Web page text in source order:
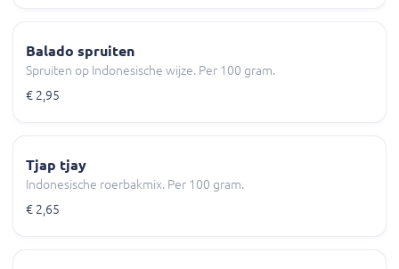
Balado spruiten
Spruiten op Indonesische wijze. Per 100 gram.
€ 2,95
Tjap tjay
Indonesische roerbakmix. Per 100 gram.
€ 2,65